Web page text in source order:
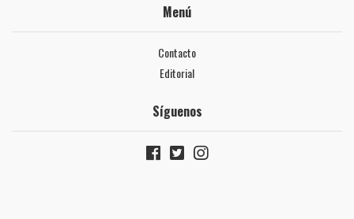
Menú
Contacto
Editorial
Síguenos